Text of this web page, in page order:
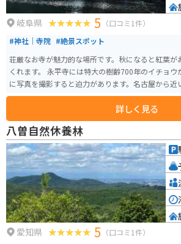
岐阜県 5 （口コミ1件）
#神社｜寺院 #絶景スポット
荘厳なお寺が魅力的な場所です。秋になると紅葉が
くれます。 永平寺には特大の樹齢700年のイチョウ
に写真を撮影すると迫力があります。名古屋から近
こいます。
詳しく見る
八曽自然休養林
愛知県 5 （口コミ1件）